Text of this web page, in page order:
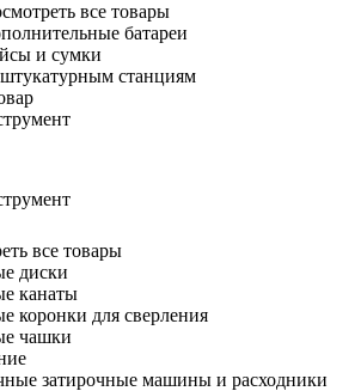
все товары
батареи
и сумки
станциям
все товары
диски
канаты
коронки для сверления
чашки
затирочные машины и расходники